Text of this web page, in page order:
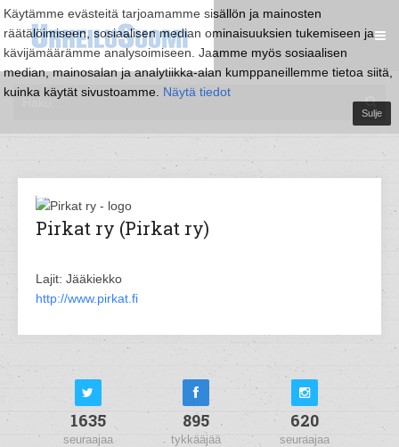
Käytämme evästeitä tarjoamamme sisällön ja mainosten
räätälöimiseen, sosiaalisen median ominaisuuksien tukemiseen ja
kävijämäärämme analysoimiseen. Jaamme myös sosiaalisen
median, mainosalan ja analytiikka-alan kumppaneillemme tietoa siitä,
kuinka käytät sivustoamme. Näytä tiedot
Sulje
Pirkat ry (Pirkat ry)
Lajit: Jääkiekko
http://www.pirkat.fi
1635
seuraajaa
895
tykkääjää
620
seuraajaa